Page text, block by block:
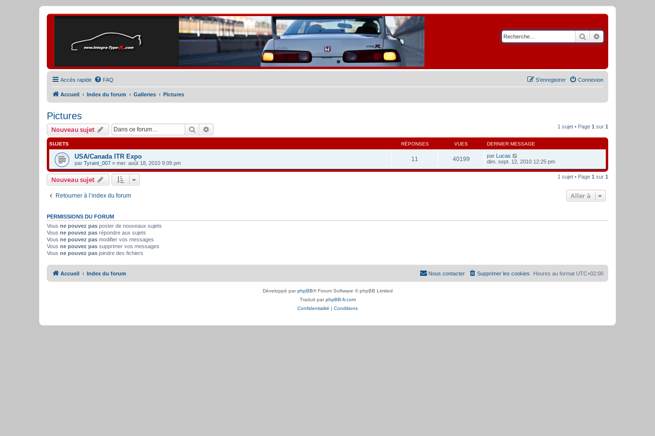
Rechercher
Accès rapide FAQ Connexion
S’enregistrer
Accueil Index du forum Galleries Pictures
Pictures
Nouveau sujet Rechercher 1 sujet • Page 1 sur 1
SUJETS RÉPONSES VUES DERNIER MESSAGE
USA/Canada ITR Expo
par Tyrant_007 » mer. août 18, 2010 9:09 pm
11 40199 par Lucas
dim. sept. 12, 2010 12:25 pm
Nouveau sujet 1 sujet • Page 1 sur 1
Retourner à l’index du forum Aller à
PERMISSIONS DU FORUM
Vous ne pouvez pas poster de nouveaux sujets
Vous ne pouvez pas répondre aux sujets
Vous ne pouvez pas modifier vos messages
Vous ne pouvez pas supprimer vos messages
Vous ne pouvez pas joindre des fichiers
Accueil Index du forum Heures au format UTC+02:00
Supprimer les cookies
Nous contacter
Développé parphpBB® Forum Software © phpBB Limited
Traduit parphpBB-fr.com
Confidentialité | Conditions